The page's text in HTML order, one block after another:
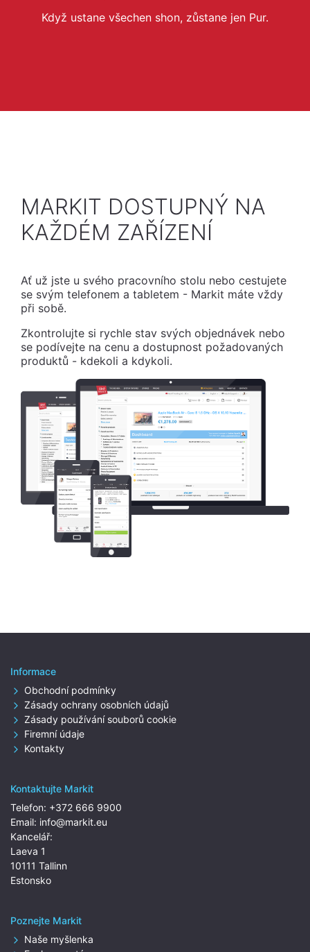
Když ustane všechen shon, zůstane jen Pur.
MARKIT DOSTUPNÝ NA
KAŽDÉM ZAŘÍZENÍ
Ať už jste u svého pracovního stolu nebo cestujete
se svým telefonem a tabletem - Markit máte vždy
při sobě.
Zkontrolujte si rychle stav svých objednávek nebo
se podívejte na cenu a dostupnost požadovaných
produktů - kdekoli a kdykoli.
Informace
Obchodní podmínky
Zásady ochrany osobních údajů
Zásady používání souborů cookie
Firemní údaje
Kontakty
Kontaktujte Markit
Telefon: +372 666 9900
Email: info@markit.eu
Kancelář:
Laeva 1
10111 Tallinn
Estonsko
Poznejte Markit
Naše myšlenka